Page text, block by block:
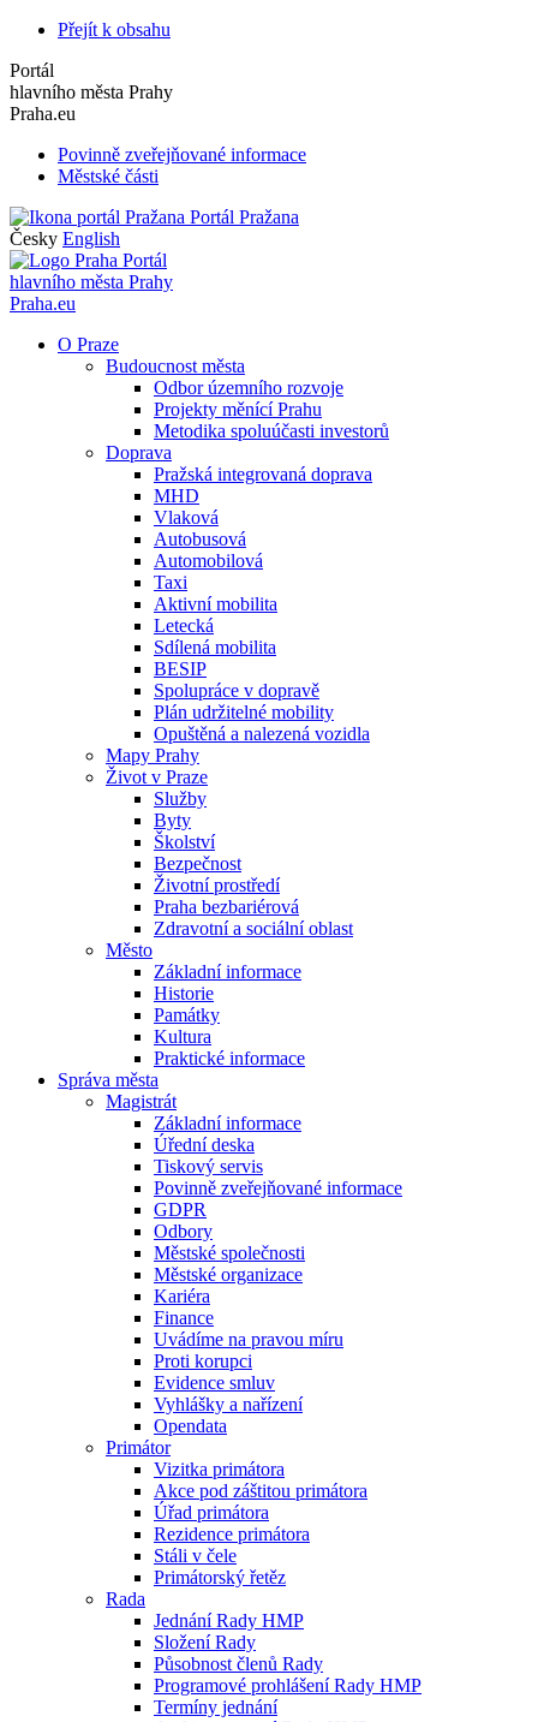
Přejít k obsahu
Portál
hlavního města Prahy
Praha.eu
Povinně zveřejňované informace
Městské části
Portál Pražana
Česky English
Portál
hlavního města Prahy
Praha.eu
O Praze
Budoucnost města
Odbor územního rozvoje
Projekty měnící Prahu
Metodika spoluúčasti investorů
Doprava
Pražská integrovaná doprava
MHD
Vlaková
Autobusová
Automobilová
Taxi
Aktivní mobilita
Letecká
Sdílená mobilita
BESIP
Spolupráce v dopravě
Plán udržitelné mobility
Opuštěná a nalezená vozidla
Mapy Prahy
Život v Praze
Služby
Byty
Školství
Bezpečnost
Životní prostředí
Praha bezbariérová
Zdravotní a sociální oblast
Město
Základní informace
Historie
Památky
Kultura
Praktické informace
Správa města
Magistrát
Základní informace
Úřední deska
Tiskový servis
Povinně zveřejňované informace
GDPR
Odbory
Městské společnosti
Městské organizace
Kariéra
Finance
Uvádíme na pravou míru
Proti korupci
Evidence smluv
Vyhlášky a nařízení
Opendata
Primátor
Vizitka primátora
Akce pod záštitou primátora
Úřad primátora
Rezidence primátora
Stáli v čele
Primátorský řetěz
Rada
Jednání Rady HMP
Složení Rady
Působnost členů Rady
Programové prohlášení Rady HMP
Termíny jednání